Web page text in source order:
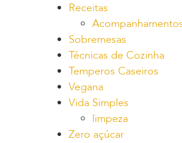
Receitas
Sobremesas
Técnicas de Cozinha
Temperos Caseiros
Vegana
Vida Simples
limpeza
Zero açúcar